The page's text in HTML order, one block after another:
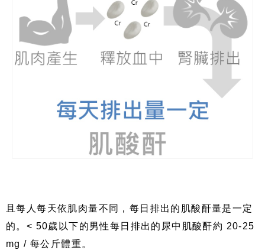
且每人每天依肌肉量不同，每日排出的肌酸酐量是一定
的。 < 50歲以下的男性每日排出的尿中肌酸酐約 20-25
mg / 每公斤體重。